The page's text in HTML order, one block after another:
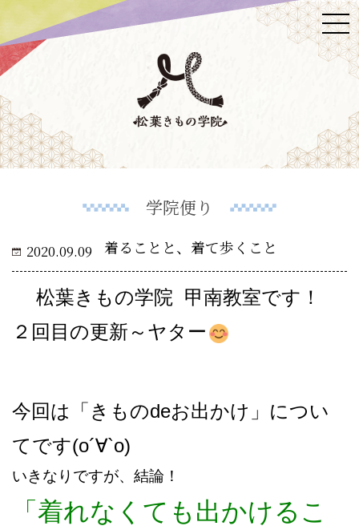
学院便り
2020.09.09 着ることと、着て歩くこと
松葉きもの学院 甲南教室です！
２回目の更新～ヤター
今回は「きものdeお出かけ」につい
てです(о´∀`о)
いきなりですが、 結論！
「着れなくても出かけるこ